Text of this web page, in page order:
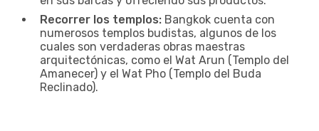
Recorrer los templos: Bangkok cuenta con
numerosos templos budistas, algunos de los
cuales son verdaderas obras maestras
arquitectónicas, como el Wat Arun (Templo del
Amanecer) y el Wat Pho (Templo del Buda
Reclinado).